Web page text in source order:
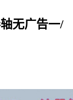
无广告一/